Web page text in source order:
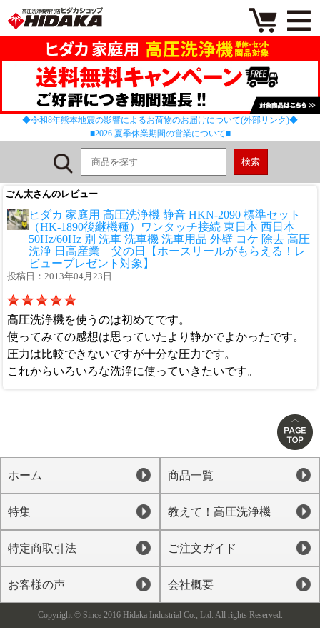
◆令和8年熊本地震の影響によるお荷物のお届けについて(外部リンク)◆
■2026 夏季休業期間の営業について■
ごん太さんのレビュー
ヒダカ 家庭用 高圧洗浄機 静音 HKN-2090 標準セット
（HK-1890後継機種）ワンタッチ接続 東日本 西日本
50Hz/60Hz 別 洗車 洗車機 洗車用品 外壁 コケ 除去 高圧
洗浄 日高産業 父の日【ホースリールがもらえる！レ
ビュープレゼント対象】
投稿日：2013年04月23日
高圧洗浄機を使うのは初めてです。
使ってみての感想は思っていたより静かでよかったです。
圧力は比較できないですが十分な圧力です。
これからいろいろな洗浄に使っていきたいです。
ホーム 商品一覧
特集 教えて！高圧洗浄機
特定商取引法 ご注文ガイド
お客様の声 会社概要
Copyright © Since 2016 Hidaka Industrial Co., Ltd. All rights Reserved.